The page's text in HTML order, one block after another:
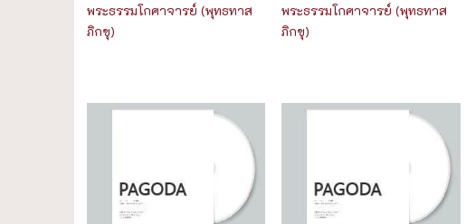
พระธรรมโกศาจารย์ (พุทธทาส
ภิกขุ)
พระธรรมโกศาจารย์ (พุทธทาส
ภิกขุ)